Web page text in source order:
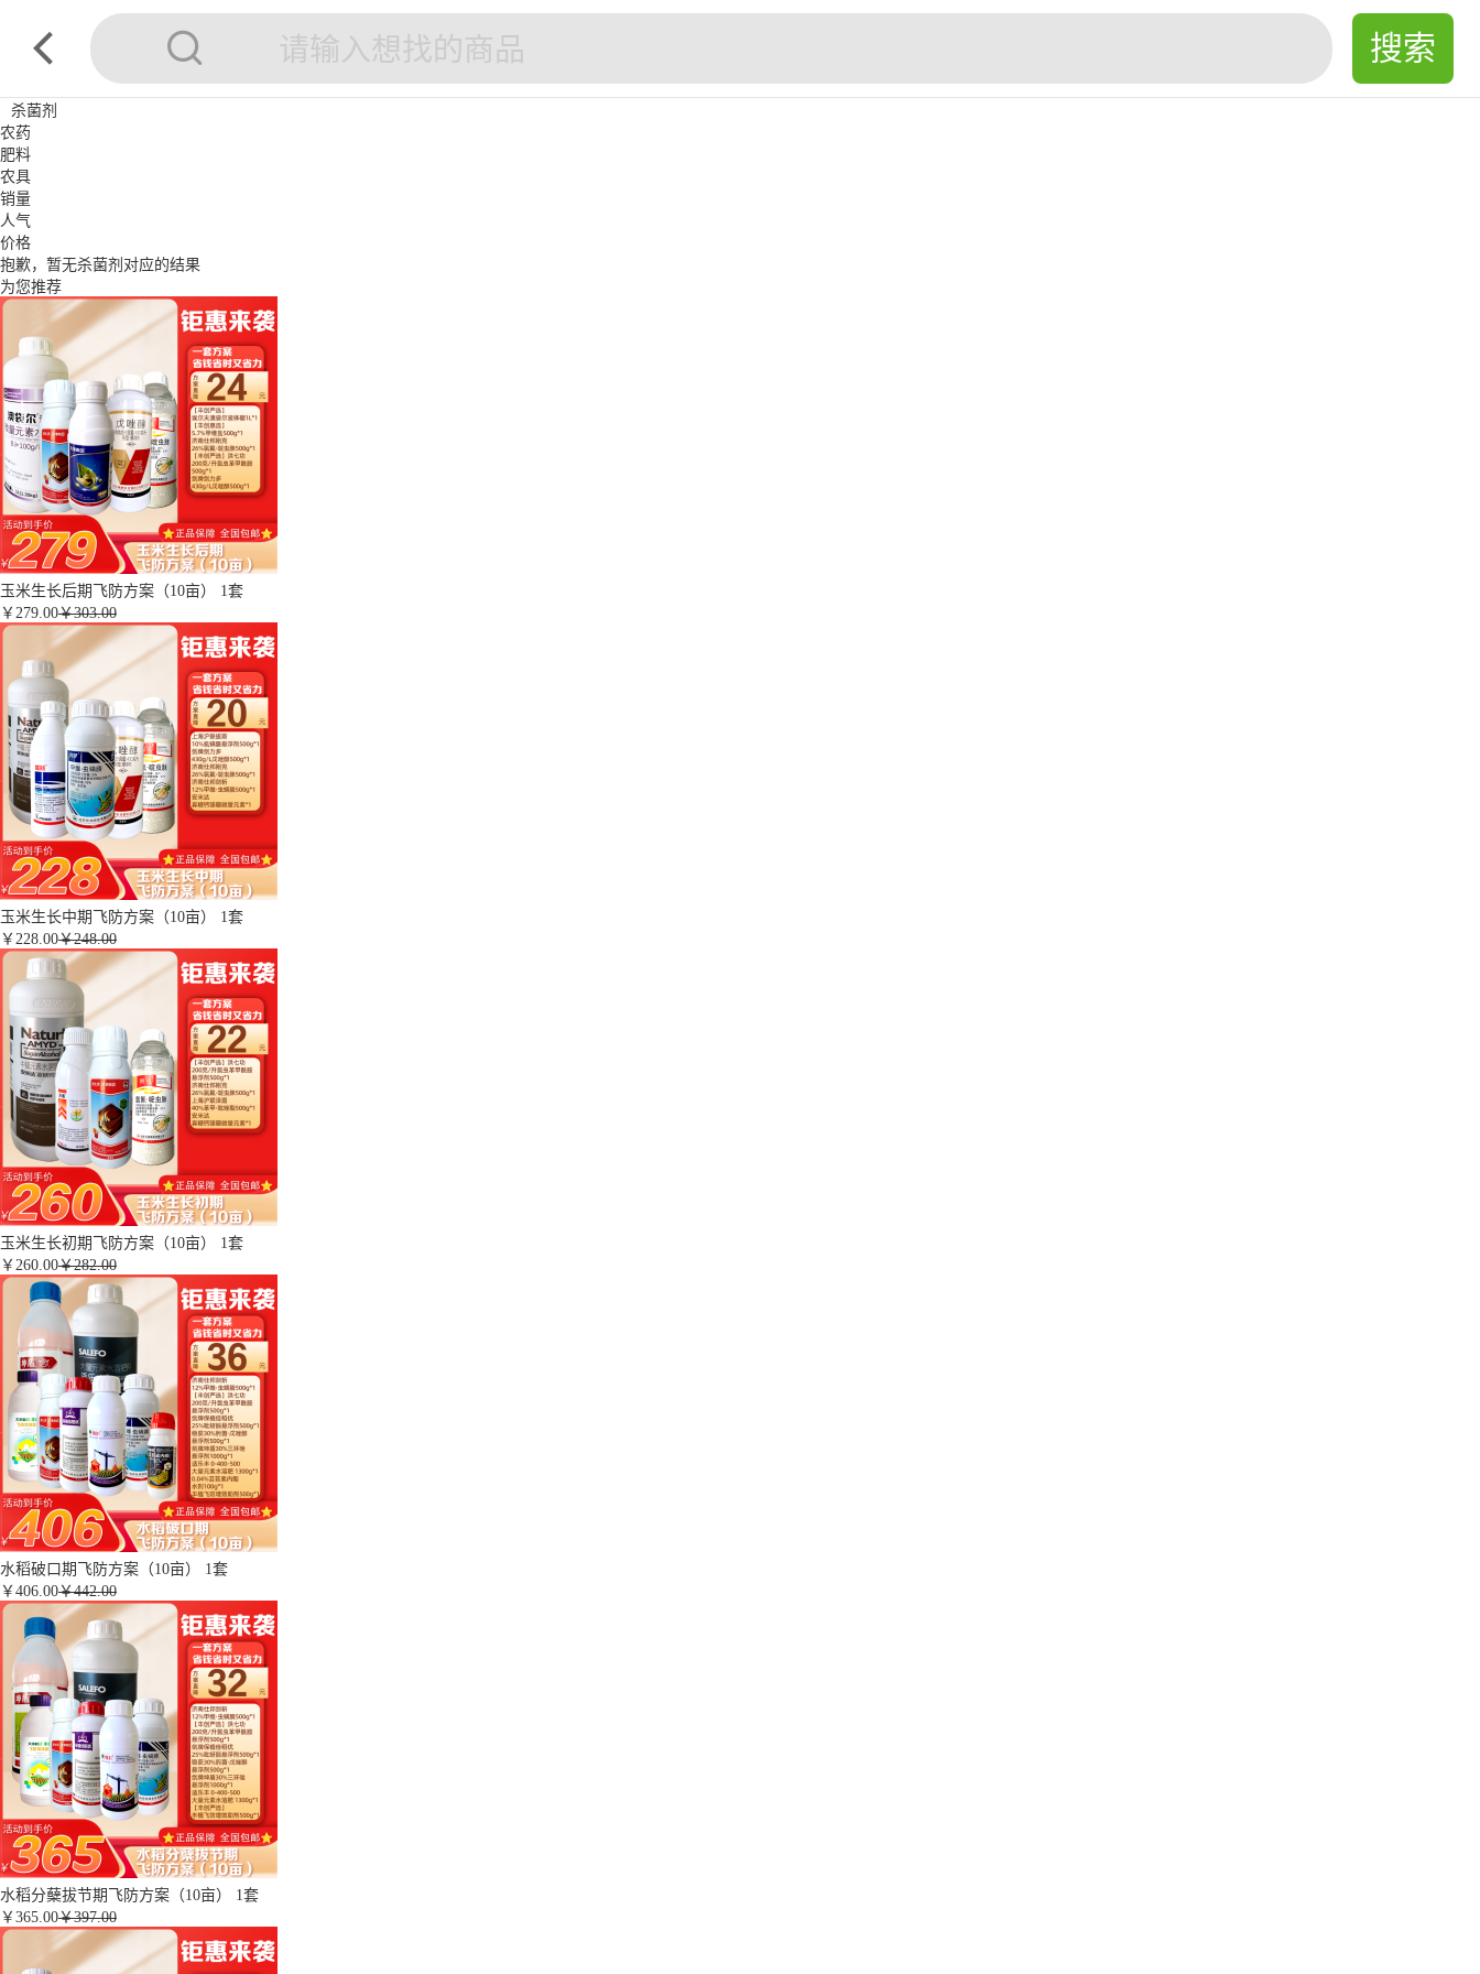
杀菌剂
农药
肥料
农具
销量
人气
价格
抱歉，暂无杀菌剂 对应的结果
为您推荐
玉米生长后期飞防方案（10亩） 1套
￥ 279.00￥303.00
玉米生长中期飞防方案（10亩） 1套
￥ 228.00￥248.00
玉米生长初期飞防方案（10亩） 1套
￥ 260.00￥282.00
水稻破口期飞防方案（10亩） 1套
￥ 406.00￥442.00
水稻分蘖拔节期飞防方案（10亩） 1套
￥ 365.00￥397.00